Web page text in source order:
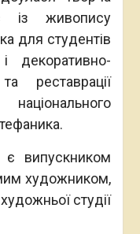
із живопису
для студентів
декоративно-
реставрації
художником,
студії